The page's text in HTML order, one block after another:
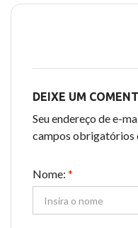
DEIXE UM
Seu endereço de e-
campos obrigatórios
Nome: *